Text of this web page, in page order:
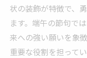
状の装飾が特徴で、
ます。端午の節句で
来への強い願いを象
重要な役割を担ってい